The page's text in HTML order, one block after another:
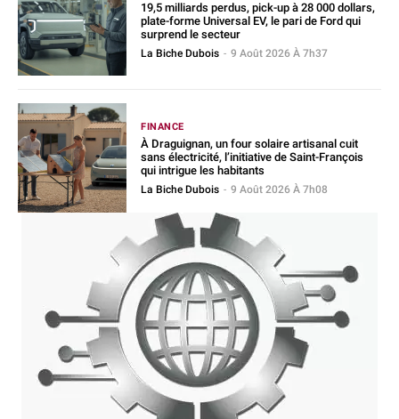
19,5 milliards perdus, pick-up à 28 000 dollars,
plate-forme Universal EV, le pari de Ford qui
surprend le secteur
La Biche Dubois - 9 Août 2026 À 7h37
FINANCE
À Draguignan, un four solaire artisanal cuit
sans électricité, l’initiative de Saint-François
qui intrigue les habitants
La Biche Dubois - 9 Août 2026 À 7h08